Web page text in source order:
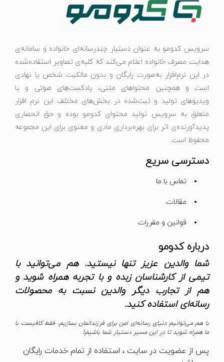
سرویس کدومو به عنوان دستیار چندرسانه‌ای خانواده و سامانه‌ی
هدایت مصرف خانواده اعلام می‌کند که کلیه‌ی تصاویر استفاده‌شده
در این نرم‌افزار به‌صورت رایگان و بدون مالکیت شخص یا نهادی
است و همچنین محتواهای متنی، پادکست‌های صوتی و یا
ویدیوهای تولید و ثبت‌شده در بخش‌های مختلف این نرم افزار
متعلق به سرویس تولید محتوای کدومو بوده و حق انحصاری
پدیدآورنده‌ی اثر برای بهره‌برداری مادی و معنوی برای این مجموعه
محفوظ است.
دسترسی سریع
تماس با ما
مقالات
قوانین و مقررات
درباره کدومو
شما والدین عزیز تنها نیستید. هم می‌توانید با
تیمی از کارشناسان زبده و با تجربه همراه شوید و
هم از تجارب دیگر والدین نسبت به محصولات
رسانه‌ای استفاده کنید.
با هم می‌توانیم دنیای رسانه‌ای امن برای فرزندانمان بسازیم. فقط کافیست با
ما همراه شوید تا در این مسیر دستیار شما باشیم!
پس از عضویت در سایت ، استفاده از تمام خدمات رایگان